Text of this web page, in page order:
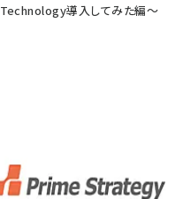
Technology導入してみた編～